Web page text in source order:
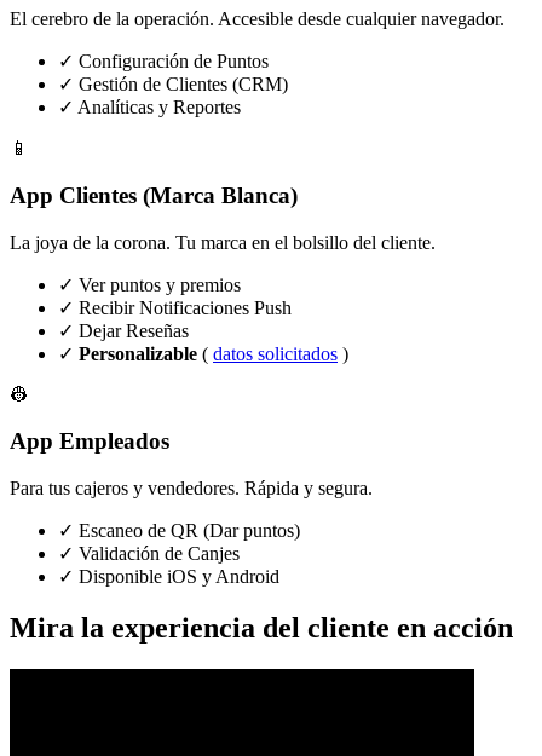
El cerebro de la operación. Accesible desde cualquier navegador.
✓ Configuración de Puntos
✓ Gestión de Clientes (CRM)
✓ Analíticas y Reportes
📱
App Clientes (Marca Blanca)
La joya de la corona. Tu marca en el bolsillo del cliente.
✓ Ver puntos y premios
✓ Recibir Notificaciones Push
✓ Dejar Reseñas
✓ Personalizable ( datos solicitados )
👷
App Empleados
Para tus cajeros y vendedores. Rápida y segura.
✓ Escaneo de QR (Dar puntos)
✓ Validación de Canjes
✓ Disponible iOS y Android
Mira la experiencia del cliente en acción